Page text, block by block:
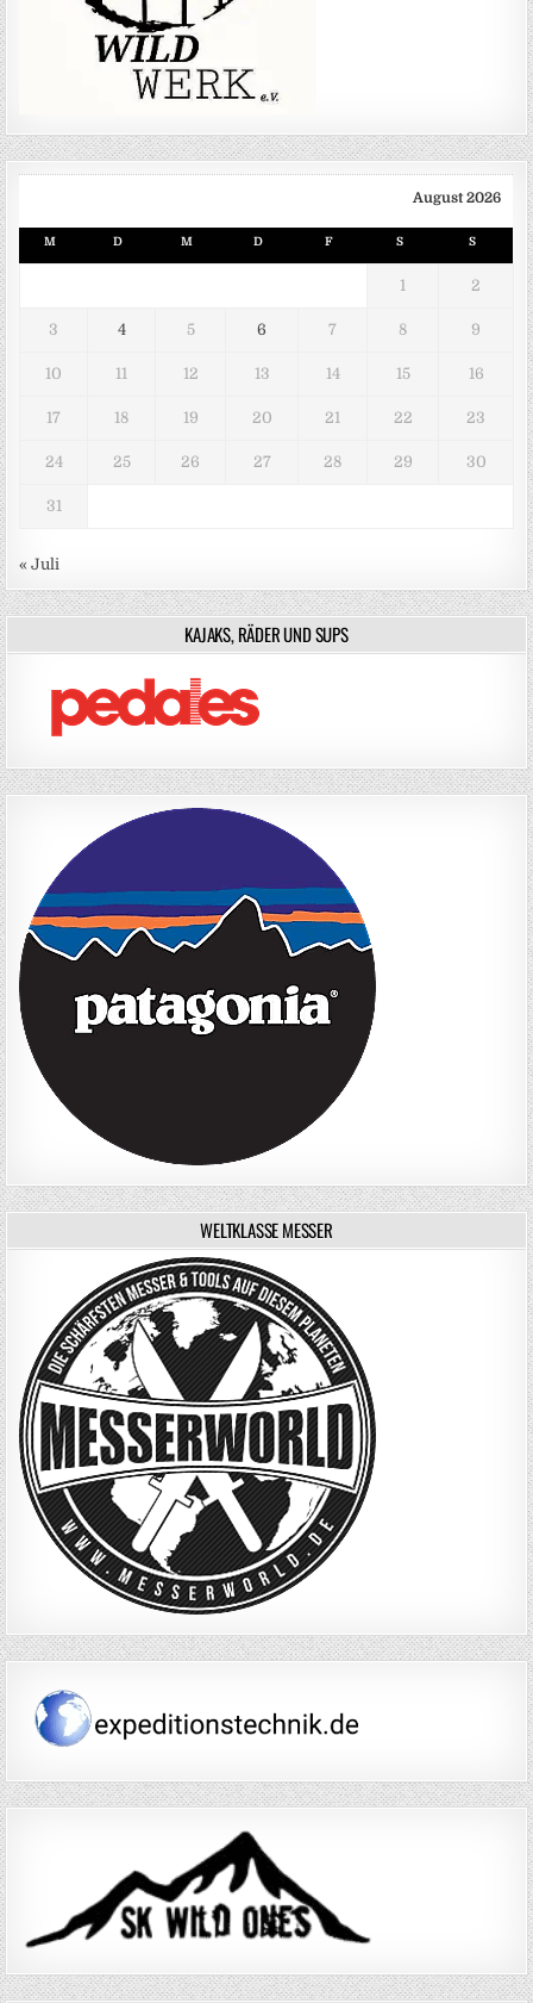
August 2026
M D M D F S S
1 2
3 4 5 6 7 8 9
10 11 12 13 14 15 16
17 18 19 20 21 22 23
24 25 26 27 28 29 30
31
« Juli
KAJAKS, RÄDER UND SUPS
WELTKLASSE MESSER